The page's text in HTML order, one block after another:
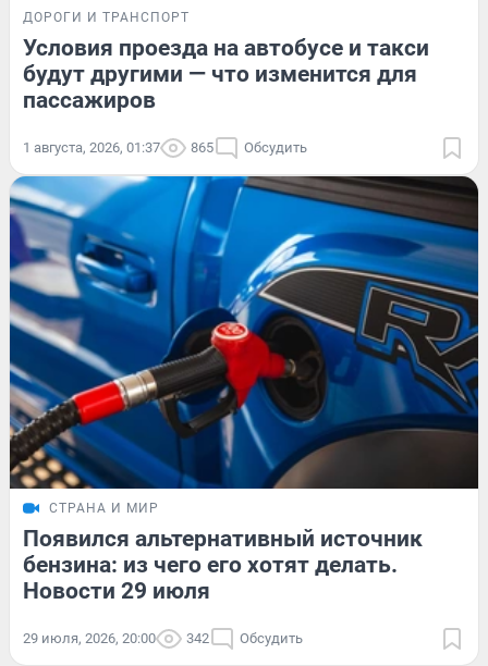
ДОРОГИ И ТРАНСПОРТ
Условия проезда на автобусе и такси
будут другими — что изменится для
пассажиров
1 августа, 2026, 01:37 865 Обсудить
СТРАНА И МИР
Появился альтернативный источник
бензина: из чего его хотят делать.
Новости 29 июля
29 июля, 2026, 20:00 342 Обсудить